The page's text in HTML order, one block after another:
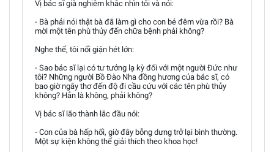
Vị bác sĩ già nghiêm khắc nhìn tôi và nói:
- Bà phải nói thật bà đã làm gì cho con bé đêm vừa rồi? Bà
mời một tên phù thủy đến chữa bệnh phải không?
Nghe thế, tôi nổi giận hét lớn:
- Sao bác sĩ lại có tư tưởng lạ kỳ đối với một người Đức như
tôi? Những người Bồ Đào Nha đồng hương của bác sĩ, có
bao giờ ngây thơ đến độ đi cầu cứu với các tên phù thủy
không? Hẳn là không, phải không?
Vị bác sĩ lão thành lắc đầu nói:
- Con của bà hấp hối, giờ đây bỗng dưng trở lại bình thường.
Một sự kiện không thể giải thích theo khoa học!